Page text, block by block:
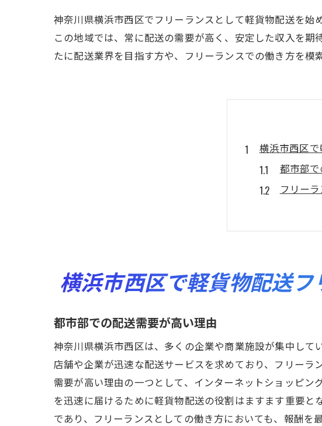
神奈川県横浜市西区でフリーランスとして軽貨物配送を
この地域では、常に配送の需要が高く、安定した収入を
たに配送業界を目指す方や、フリーランスでの働き方を模
横浜市西区
都市部
フリー
軽貨物
地域密
配送業界
軽貨物配送
収入を
繁忙期
配送依
競合と
横浜市西区で軽貨物配送
都市部での配送需要が高い理由
神奈川県横浜市西区は、多くの企業や商業施設が集中し
店舗や企業が迅速な配送サービスを求めており、フリー
需要が高い理由の一つとして、インターネットショッピ
を迅速に届けるために軽貨物配送の役割はますます重要
であり、フリーランスとしての働き方においても、報酬を